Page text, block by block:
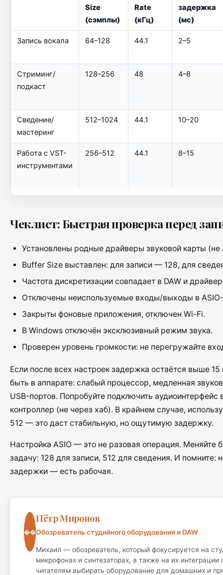
Size
(сэмплы)
Rate
(кГц)
задержка
(мс)
Запись вокала 64–128 44.1 2–5
Стриминг/
подкаст
128–256 48 4–8
Сведение/
мастеринг
512–1024 44.1 10–20
Работа с VST-
инструментами
256–512 44.1 8–15
Чеклист: Быстрая проверка перед
Установлены родные драйверы звуковой карты (не
Buffer Size выставлен: для записи — 128, для
Частота дискретизации совпадает в DAW и
Отключены неиспользуемые входы/выходы в
Закрыты фоновые приложения, отключен Wi-Fi.
В Windows отключён эксклюзивный режим звука.
Проверен уровень громкости: не перегружайте
Если после всех настроек задержка остаётся выше
быть в аппарате: слабый процессор, медленная
USB-портов. Попробуйте подключить аудиоинтерфейс
контроллер (не через хаб). В крайнем случае,
512 — это даст стабильную, но ощутимую задержку.
Настройка ASIO — это не разовая операция. Меняйте
задачу: 128 для записи, 512 для сведения. И помните:
задержки — есть рабочая.
��
Пётр Миронов
Обозреватель студийного оборудования и DAW
Михаил — обозреватель, который фокусируется на
микрофонах и синтезаторах, а также на их интеграции
читателям выбирать оборудование для домашних и